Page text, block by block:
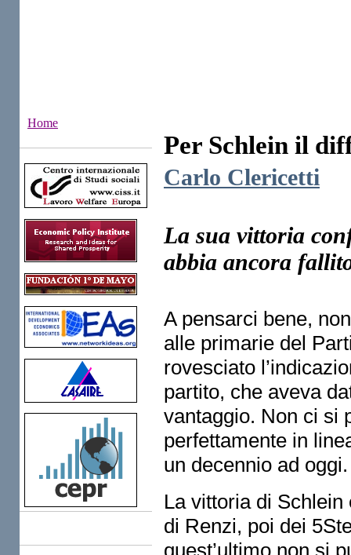
Home
Per Schlein il
Carlo Clericetti
La sua vittoria
abbia ancora
A pensarci bene,
alle primarie del
rovesciato
partito, che aveva
vantaggio. Non ci si
perfettamente in
un decennio ad oggi.
La vittoria di
di Renzi, poi dei